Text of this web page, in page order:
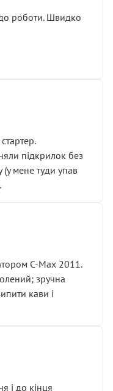
роботи. Швидко
підкрилок без
(у мене туди упав
C-Max 2011.
зручна
кави і
і до кінця